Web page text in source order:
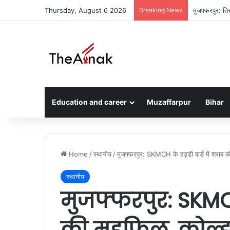
Thursday, August 6 2026 Breaking News मुजफ्फरपुर:
Education and career Muzaffarpur Bihar
Home /स्थानीय /मुजफ्फरपुर: SKMCH के हड्डी वार्ड में शराब
स्थानीय
मुजफ्फरपुर: